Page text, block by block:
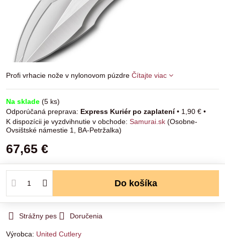
Profi vrhacie nože v nylonovom púzdre Čítajte viac
Na sklade (5 ks)
Express Kuriér po zaplatení• 1,90 € •
Samurai.sk (Osobne-
Ovsištské námestie 1, BA-Petržalka)
67,65 €
Do košíka
Strážny pes Doručenia
Výrobca: United Cutlery